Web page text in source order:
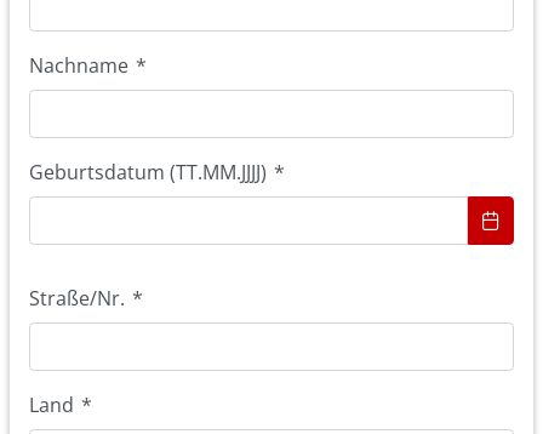
Nachname *
Geburtsdatum (TT.MM.JJJJ) *
Straße/Nr. *
Land *